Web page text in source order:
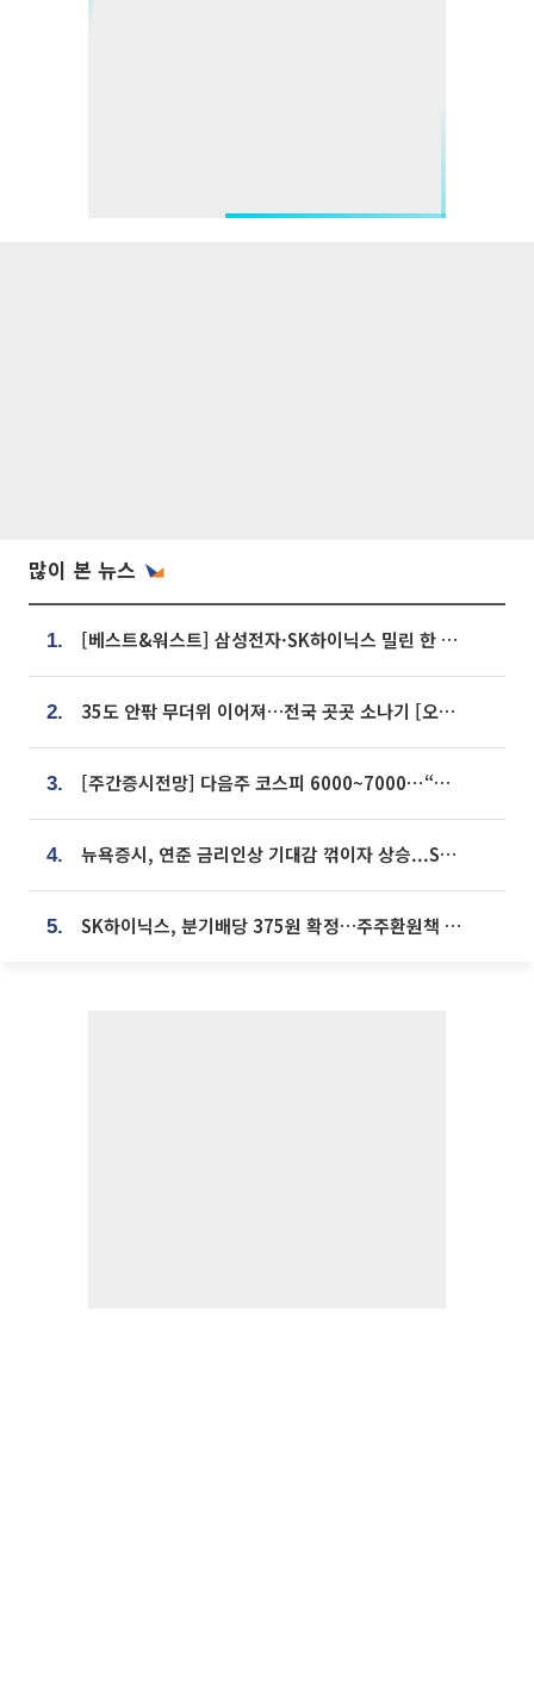
많이 본 뉴스
1. [베스트&워스트] 삼성전자·SK하이닉스 밀린 한 주…상상인증권은 85% 급등
2. 35도 안팎 무더위 이어져…전국 곳곳 소나기 [오늘 날씨]
3. [주간증시전망] 다음주 코스피 6000~7000⋯“外人 수급은 정책이 변수”
4. 뉴욕증시, 연준 금리인상 기대감 꺾이자 상승...S&P500 사상 최고치 [종합]
5. SK하이닉스, 분기배당 375원 확정…주주환원책 9월로 앞당겨 발표